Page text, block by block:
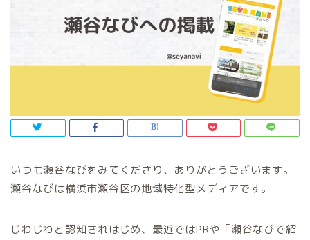
いつも瀬谷なびをみてくださり、ありがとうございます。
瀬谷なびは横浜市瀬谷区の地域特化型メディアです。
じわじわと認知されはじめ、最近ではPRや「瀬谷なびで紹